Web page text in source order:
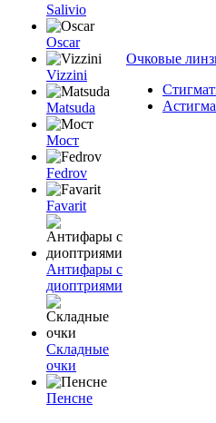
Salivio
Oscar
Vizzini
Matsuda
Мост
Fedrov
Favarit
Антифары с
диоптриями
Складные
очки
Пенсне
Очковые